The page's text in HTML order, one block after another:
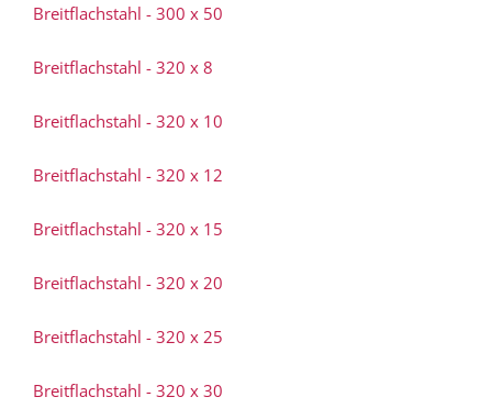
Breitflachstahl - 300 x 50
Breitflachstahl - 320 x 8
Breitflachstahl - 320 x 10
Breitflachstahl - 320 x 12
Breitflachstahl - 320 x 15
Breitflachstahl - 320 x 20
Breitflachstahl - 320 x 25
Breitflachstahl - 320 x 30